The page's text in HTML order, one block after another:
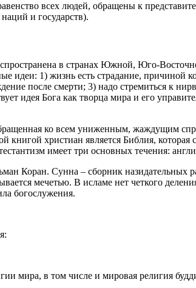
всех людей, обращены к
и государств).
в странах Южной, Юго-
идеи: 1) жизнь есть страдание, причиной
после смерти; 3) надо стремиться к
идея Бога как творца мира и его
ко всем униженным, жаждущим
христиан является Библия, которая
имеет три основных течения:
Коран. Сунна – сборник назидательных
мечетью. В исламе нет четкого
богослужения.
мира, в том числе и мировая религия